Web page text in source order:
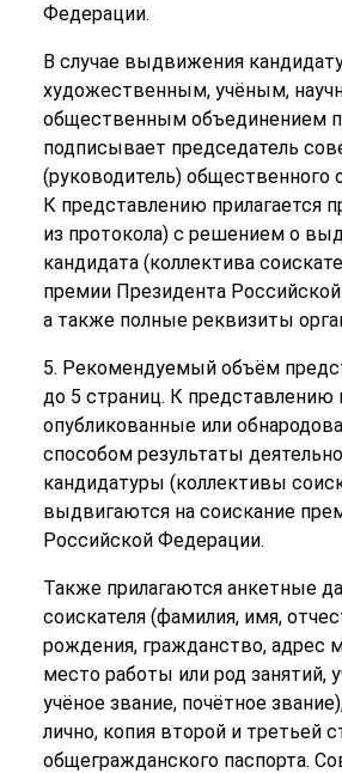
Федерации.
В случае выдвижения
художественным, учёным,
общественным объединением
подписывает председатель
(руководитель) общественного
К представлению прилагается
из протокола) с решением о
кандидата (коллектива
премии Президента
а также полные реквизиты
5. Рекомендуемый объём
до 5 страниц. К представлению
опубликованные или
способом результаты
кандидатуры (коллективы
выдвигаются на соискание
Российской Федерации.
Также прилагаются анкетные
соискателя (фамилия, имя,
рождения, гражданство, адрес
место работы или род занятий,
учёное звание, почётное
лично, копия второй и третьей
общегражданского паспорта.